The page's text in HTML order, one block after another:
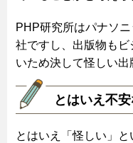
PHP研究所はパナソ
社ですし、出版物も
いため決して怪しい出
とはいえ不
とはいえ「怪しい」